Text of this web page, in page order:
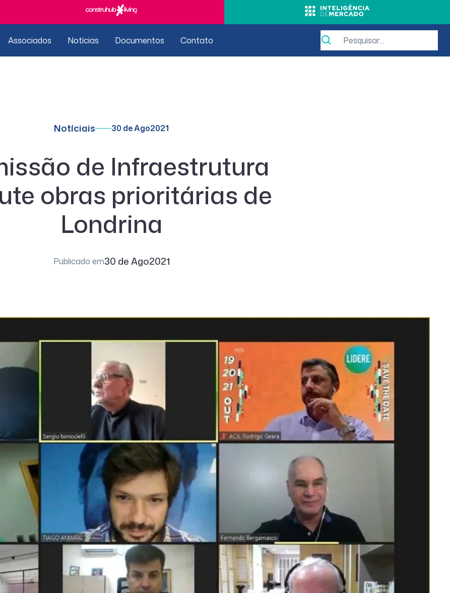
Associados Notícias Documentos Contato
Notíciais 30 de Ago2021
de Infraestrutura
obras prioritárias de
Londrina
Publicado em30 de Ago2021